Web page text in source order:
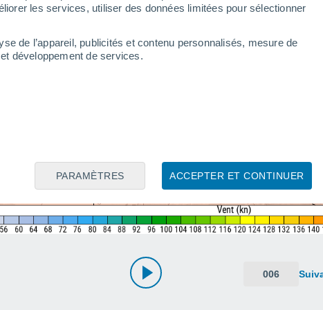
les services, utiliser des données limitées pour sélectionner
de l’appareil, publicités et contenu personnalisés, mesure de
développement de services.
ACCEPTER ET CONTINUER
PARAMÈTRES
006